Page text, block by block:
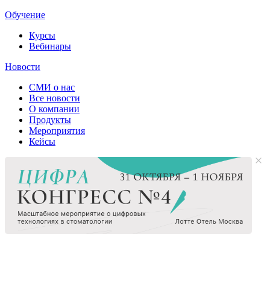
Обучение
Курсы
Вебинары
Новости
СМИ о нас
Все новости
О компании
Продукты
Мероприятия
Кейсы